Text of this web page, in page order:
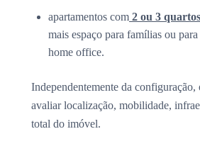
apartamentos com 2 ou 3 quartos
mais espaço para famílias ou
home office.
Independentemente da configuração,
avaliar localização, mobilidade,
total do imóvel.